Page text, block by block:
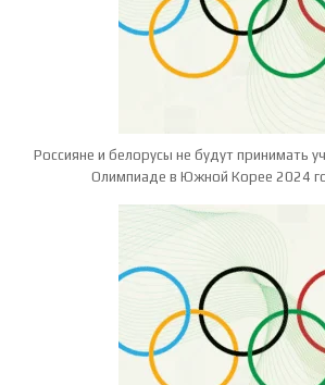
Россияне и белорусы не будут принимать
Олимпиаде в Южной Корее 2024